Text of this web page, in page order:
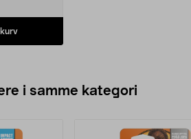
i samme kategori